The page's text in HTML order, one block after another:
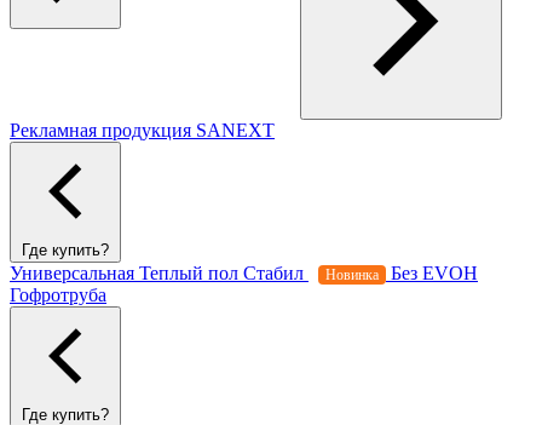
Рекламная продукция SANEXT
Где купить?
Универсальная Теплый пол Стабил Новинка
Без EVOH
Гофротруба
Где купить?